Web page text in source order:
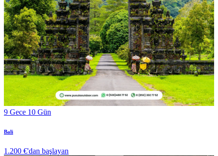
9 Gece 10 Gün
Bali
1.200 €'dan başlayan